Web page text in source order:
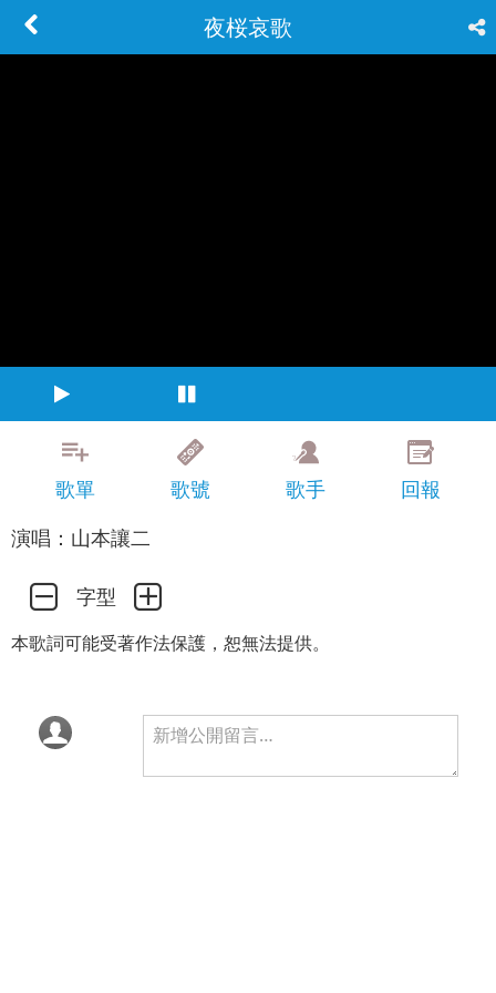
夜桜哀歌
歌單 歌號 歌手
回報
演唱：山本讓二
字型
本歌詞可能受著作法保護，恕無法提供。